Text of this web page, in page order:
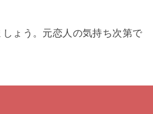
ょう。元恋人の気持ち次第で